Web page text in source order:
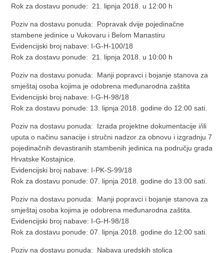
Rok za dostavu ponude: 21. lipnja 2018. u 12:00 h
Poziv na dostavu ponuda: Popravak dvije pojedinačne
stambene jedinice u Vukovaru i Belom Manastiru
Evidencijski broj nabave: I-G-H-100/18
Rok za dostavu ponude: 21. lipnja 2018. u 10:00 h
Poziv na dostavu ponuda: Manji popravci i bojanje stanova za
smještaj osoba kojima je odobrena međunarodna zaštita
Evidencijski broj nabave: I-G-H-98/18
Rok za dostavu ponude: 13. lipnja 2018. godine do 12:00 sati.
Poziv na dostavu ponuda: Izrada projektne dokumentacije i/ili
uputa o načinu sanacije i stručni nadzor za obnovu i izgradnju 7
pojedinačnih devastiranih stambenih jedinica na području grada
Hrvatske Kostajnice.
Evidencijski broj nabave: I-PK-S-99/18
Rok za dostavu ponude: 07. lipnja 2018. godine do 13:00 sati.
Poziv na dostavu ponuda: Manji popravci i bojanje stanova za
smještaj osoba kojima je odobrena međunarodna zaštita.
Evidencijski broj nabave: I-G-H-98/18
Rok za dostavu ponude: 07. lipnja 2018. godine do 12:00 sati.
Poziv na dostavu ponuda: Nabava uredskih stolica